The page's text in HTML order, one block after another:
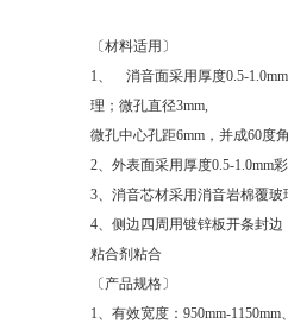
〔材料适用〕
1、 消音面采用厚度0.5-
理；微孔直径3mm,
微孔中心孔距6mm，并成60度
2、外表面采用厚度0.5-1.0mm
3、消音芯材采用消音岩棉覆玻
4、侧边四周用镀锌板开条封
粘合剂粘合
〔产品规格〕
1、有效宽度：950mm-1150mm